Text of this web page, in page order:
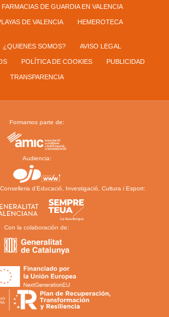
FARMACIAS DE GUARDIA EN VALENCIA
DE VALENCIA HEMEROTECA
¿QUIENES SOMOS? AVISO LEGAL
POLÍTICA DE COOKIES PUBLICIDAD
TRANSPARENCIA
Formamos parte de:
Audiencia:
d’Educació, Investigació, Cultura i Esport:
Con la colaboración de: